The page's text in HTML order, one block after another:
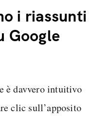
i riassunti
Google
è davvero intuitivo
clic sull’apposito